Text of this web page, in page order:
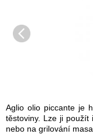
Aglio olio piccante je
těstoviny. Lze ji použít
nebo na grilování